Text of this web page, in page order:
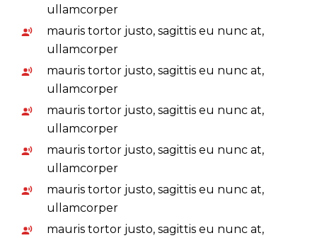
ullamcorper
mauris tortor justo, sagittis eu nunc at,
ullamcorper
mauris tortor justo, sagittis eu nunc at,
ullamcorper
mauris tortor justo, sagittis eu nunc at,
ullamcorper
mauris tortor justo, sagittis eu nunc at,
ullamcorper
mauris tortor justo, sagittis eu nunc at,
ullamcorper
mauris tortor justo, sagittis eu nunc at,